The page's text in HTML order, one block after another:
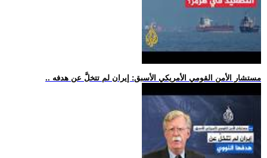
.. مستشار الأمن القومي الأمريكي الأسبق: إيران لم تتخلَّ عن هدفه